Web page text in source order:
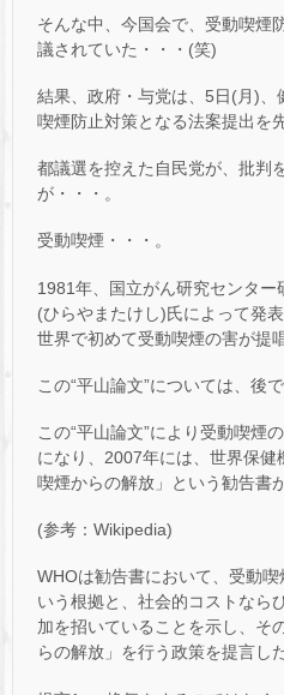
そんな中、今国会で、受動喫煙
議されていた・・・(笑)
結果、政府・与党は、5日(月)、
喫煙防止対策となる法案提出を
都議選を控えた自民党が、批判
が・・・。
受動喫煙・・・。
1981年、国立がん研究センタ
(ひらやまたけし)氏によって発表
世界で初めて受動喫煙の害が提
この“平山論文”については、後
この“平山論文”により受動喫煙
になり、2007年には、世界保
喫煙からの解放」という勧告書
(参考：Wikipedia)
WHOは勧告書において、受動
いう根拠と、社会的コストなら
加を招いていることを示し、そ
らの解放」を行う政策を提言した